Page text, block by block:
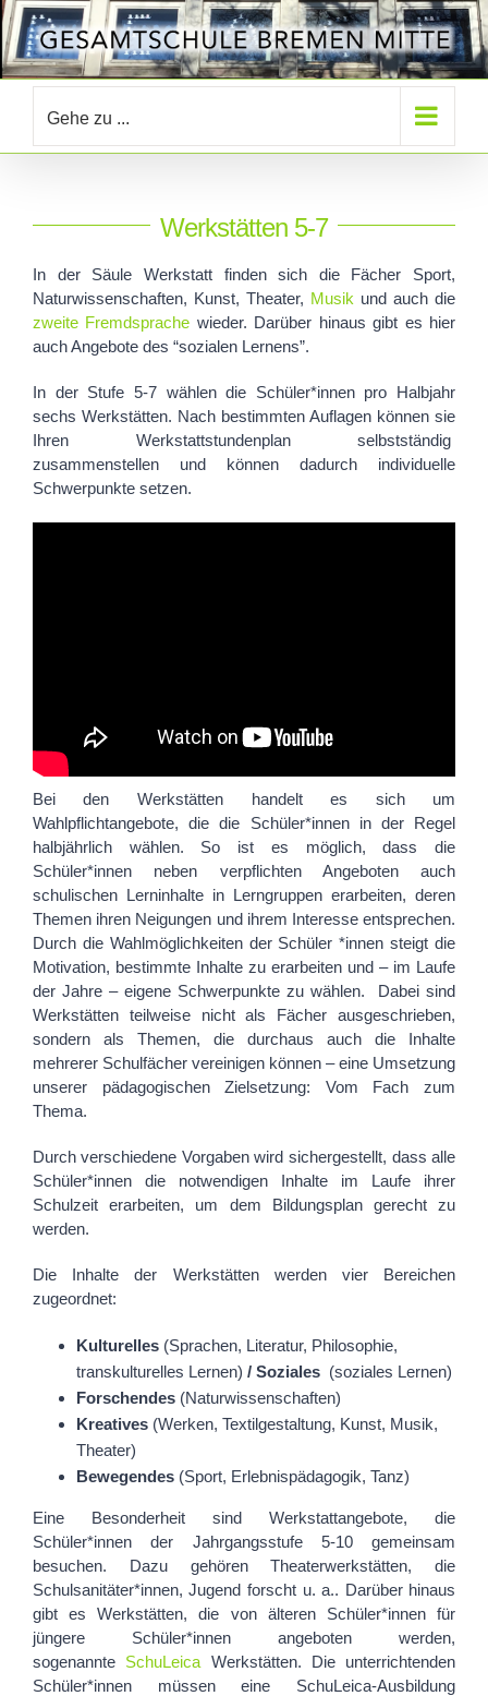
Zum
Inhalt
springen
Gehe zu ...
Werkstätten 5-7
In der Säule Werkstatt finden sich die Fächer Sport,
Naturwissenschaften, Kunst, Theater, Musik und auch die
zweite Fremdsprache wieder. Darüber hinaus gibt es hier
auch Angebote des “sozialen Lernens”.
In der Stufe 5-7 wählen die Schüler*innenpro Halbjahr
sechs Werkstätten. Nach bestimmten Auflagen können sie
Ihren Werkstattstundenplan selbstständig
zusammenstellen und können dadurch individuelle
Schwerpunkte setzen.
Bei den Werkstätten handelt es sich um
Wahlpflichtangebote, die die Schüler*innen in der Regel
halbjährlich wählen. So ist es möglich, dass die
Schüler*innen neben verpflichten Angeboten auch
schulischen Lerninhalte in Lerngruppen erarbeiten, deren
Themen ihren Neigungen und ihrem Interesse entsprechen.
Durch die Wahlmöglichkeiten der Schüler *innensteigt die
Motivation, bestimmte Inhalte zu erarbeiten und – im Laufe
der Jahre – eigene Schwerpunkte zu wählen. Dabei sind
Werkstätten teilweise nicht als Fächer ausgeschrieben,
sondern als Themen, die durchaus auch die Inhalte
mehrerer Schulfächer vereinigen können – eine Umsetzung
unserer pädagogischen Zielsetzung: Vom Fach zum
Thema.
Durch verschiedene Vorgaben wird sichergestellt, dass alle
Schüler*innendie notwendigen Inhalte im Laufe ihrer
Schulzeit erarbeiten, um dem Bildungsplan gerecht zu
werden.
Die Inhalte der Werkstätten werden vier Bereichen
zugeordnet:
Kulturelles(Spra­chen, Literatur, Philosophie,
transkulturelles Lernen) / Soziales (soziales Lernen)
Forschendes(Na­tur­wis­sen­schaf­ten)
Kreatives(Werken, Textilgestaltung, Kunst, Musik,
Theater)
Bewegendes(Sport, Erlebnispädagogik, Tanz)
Eine Besonderheit sind Werkstattangebote, die
Schüler*innender Jahrgangsstufe 5-10 gemeinsam
besuchen. Dazu gehören Theaterwerkstätten, die
Schulsanitäter*innen, Jugend forscht u. a.. Darüber hinaus
gibt es Werkstätten, die von älteren Schüler*innenfür
jüngere Schüler*innen angeboten werden,
sogenannte SchuLeica Werkstätten. Die unterrichtenden
Schüler*innenmüssen eine SchuLeica-Ausbildung